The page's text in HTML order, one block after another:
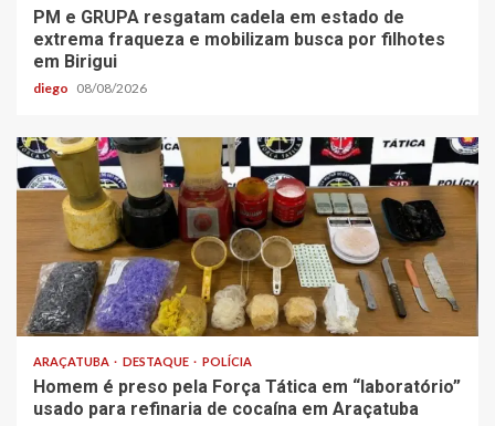
PM e GRUPA resgatam cadela em estado de
extrema fraqueza e mobilizam busca por filhotes
em Birigui
diego 08/08/2026
ARAÇATUBA DESTAQUE POLÍCIA
Homem é preso pela Força Tática em “laboratório”
usado para refinaria de cocaína em Araçatuba